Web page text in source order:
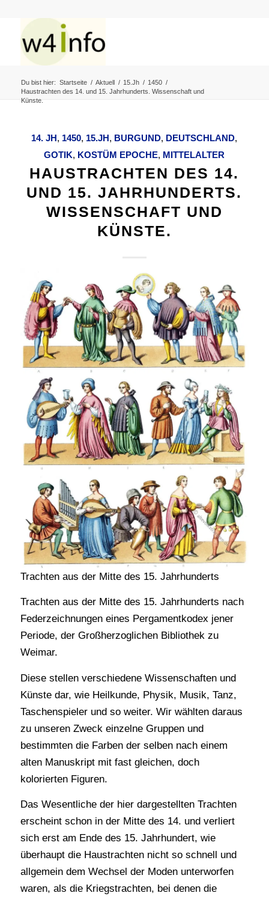
Du bist hier: Startseite / Aktuell / 15.Jh / 1450 /
Haustrachten des 14. und 15. Jahrhunderts. Wissenschaft und
Künste.
14. JH, 1450, 15.JH, BURGUND, DEUTSCHLAND,
GOTIK, KOSTÜM EPOCHE, MITTELALTER
HAUSTRACHTEN DES 14.
UND 15. JAHRHUNDERTS.
WISSENSCHAFT UND
KÜNSTE.
Trachten aus der Mitte des 15. Jahrhunderts
Trachten aus der Mitte des 15. Jahrhunderts nach
Federzeichnungen eines Pergamentkodex jener
Periode, der Großherzoglichen Bibliothek zu
Weimar.
Diese stellen verschiedene Wissenschaften und
Künste dar, wie Heilkunde, Physik, Musik, Tanz,
Taschenspieler und so weiter. Wir wählten daraus
zu unseren Zweck einzelne Gruppen und
bestimmten die Farben der selben nach einem
alten Manuskript mit fast gleichen, doch
kolorierten Figuren.
Das Wesentliche der hier dargestellten Trachten
erscheint schon in der Mitte des 14. und verliert
sich erst am Ende des 15. Jahrhundert, wie
überhaupt die Haustrachten nicht so schnell und
allgemein dem Wechsel der Moden unterworfen
waren, als die Kriegstrachten, bei denen die